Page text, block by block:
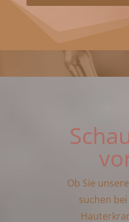
Ob Sie
suchen